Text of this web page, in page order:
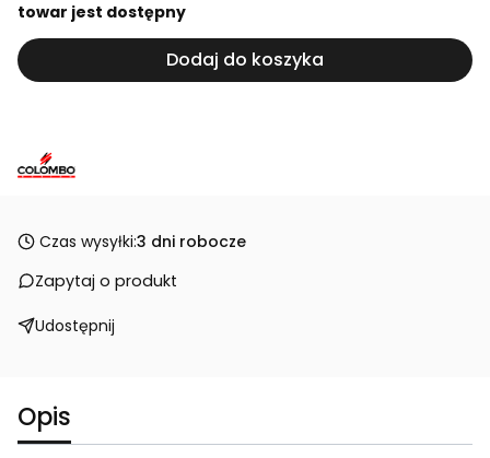
towar jest dostępny
Dodaj do koszyka
Czas wysyłki:3 dni robocze
Zapytaj o produkt
Udostępnij
Opis